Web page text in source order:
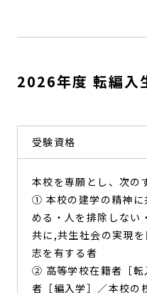
2026年度 転編入
受験資格
本校を専願とし、次の
① 本校の建学の精神に
める・人を排除しない
共に,共生社会の実現
志を有する者
② 高等学校在籍者［転
者［編入学］／本校の